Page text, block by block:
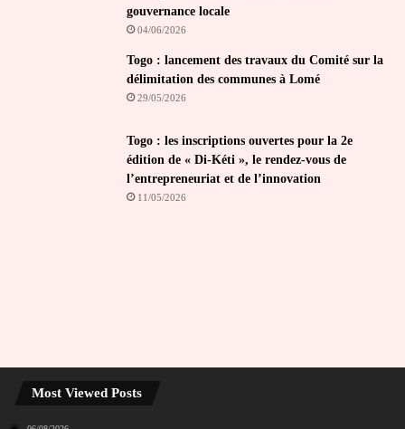
gouvernance locale
04/06/2026
Togo : lancement des travaux du Comité sur la
délimitation des communes à Lomé
29/05/2026
Togo : les inscriptions ouvertes pour la 2e
édition de « Di-Kéti », le rendez-vous de
l’entrepreneuriat et de l’innovation
11/05/2026
Most Viewed Posts